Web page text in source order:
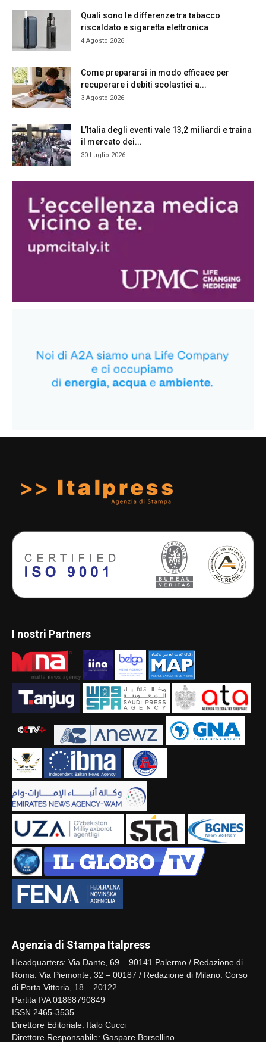
Quali sono le differenze tra tabacco
riscaldato e sigaretta elettronica
4 Agosto 2026
Come prepararsi in modo efficace per
recuperare i debiti scolastici a...
3 Agosto 2026
L’Italia degli eventi vale 13,2 miliardi e traina
il mercato dei...
30 Luglio 2026
I nostri Partners
Agenzia di Stampa Italpress
Headquarters: Via Dante, 69 – 90141 Palermo / Redazione di
Roma: Via Piemonte, 32 – 00187 / Redazione di Milano: Corso
di Porta Vittoria, 18 – 20122
Partita IVA 01868790849
ISSN 2465-3535
Direttore Editoriale: Italo Cucci
Direttore Responsabile: Gaspare Borsellino